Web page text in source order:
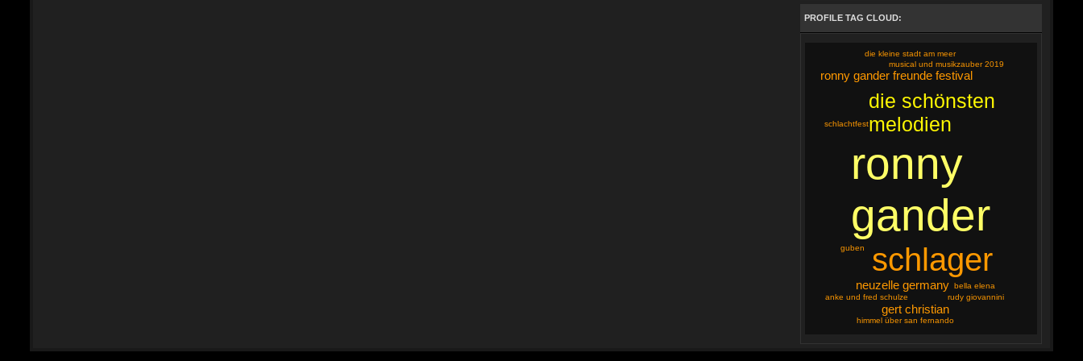
PROFILE TAG CLOUD:
ronny
gander
schlager
die schönsten
melodien
neuzelle germany
gert christian
ronny gander freunde festival
musical und musikzauber 2019
anke und fred schulze rudy giovannini
die kleine stadt am meer
guben
himmel über san fernando
bella elena
schlachtfest